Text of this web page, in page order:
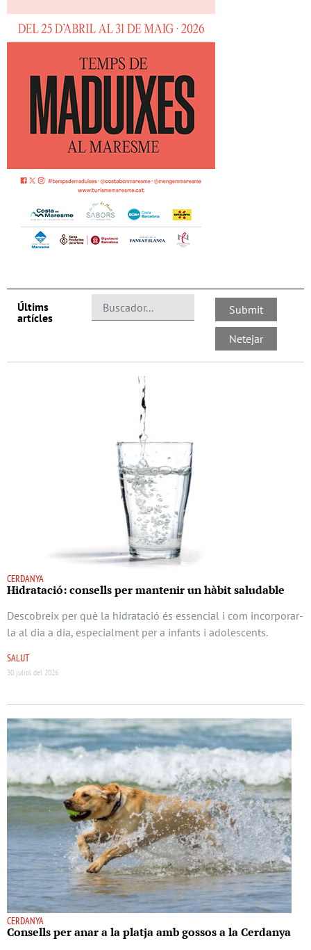
Últims
artícles
CERDANYA
Hidratació: consells per mantenir un hàbit saludable
Descobreix per què la hidratació és essencial i com incorporar-
la al dia a dia, especialment per a infants i adolescents.
SALUT
30 juliol del 2026
CERDANYA
Consells per anar a la platja amb gossos a la Cerdanya